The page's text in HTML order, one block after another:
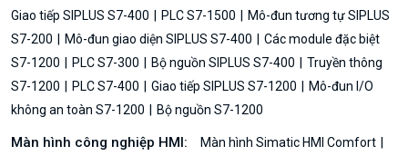
Giao tiếp SIPLUS S7-400
PLC S7-1500
Mô-đun tương tự SIPLUS
S7-200
Mô-đun giao diện SIPLUS S7-400
Các module đặc biệt
S7-1200
PLC S7-300 Bộ nguồn SIPLUS S7-400
Truyền thông
S7-1200
PLC S7-400 Giao tiếp SIPLUS S7-1200
Mô-đun I/O
không an toàn S7-1200
Bộ nguồn S7-1200
Màn hình công nghiệp HMI:
Màn hình Simatic HMI Comfort